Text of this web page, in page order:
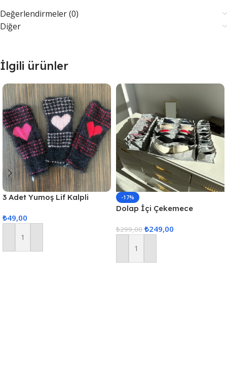
Değerlendirmeler (0)
Diğer
İlgili ürünler
3 Adet Yumoş Lif Kalpli
₺49,00
Sepete Ekle
-17%
Dolap İçi Çekemece
Düzenleyici, İç Çamaşarı
Düzenle
₺299,00 ₺249,00
Sepete Ekle